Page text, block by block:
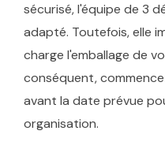
sécurisé, l'équipe de 3
adapté. Toutefois, elle
charge l'emballage de
conséquent,
avant la date prévue
organisation.